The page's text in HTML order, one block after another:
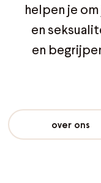
helpen je
en
en
over ons